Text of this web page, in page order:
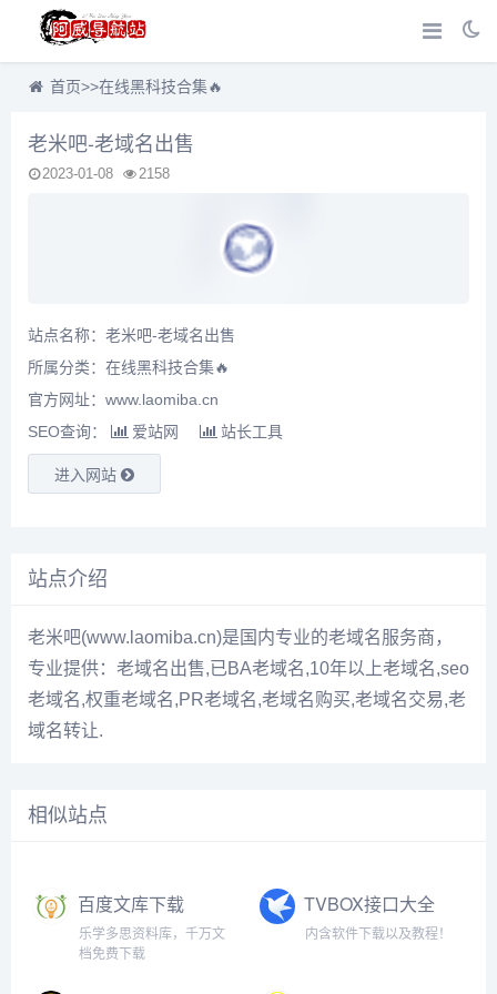
首页>>在线黑科技合集🔥
老米吧-老域名出售
2023-01-08 2158
站点名称：老米吧-老域名出售
所属分类： 在线黑科技合集🔥
官方网址：www.laomiba.cn
SEO查询：
爱站网 站长工具
进入网站
站点介绍
老米吧(www.laomiba.cn)是国内专业的老域名服务商，
专业提供：老域名出售,已BA老域名,10年以上老域名,seo
老域名,权重老域名,PR老域名,老域名购买,老域名交易,老
域名转让.
相似站点
百度文库下载
乐学多思资料库，千万文
档免费下载
TVBOX接口大全
内含软件下载以及教程！